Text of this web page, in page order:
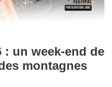
: un week-end de
montagnes